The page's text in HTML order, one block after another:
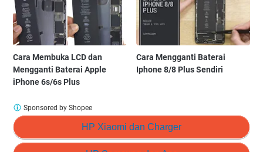
Cara Membuka LCD dan
Mengganti Baterai Apple
iPhone 6s/6s Plus
Cara Mengganti Baterai
Iphone 8/8 Plus Sendiri
HP Xiaomi dan Charger
Sponsored by Shopee